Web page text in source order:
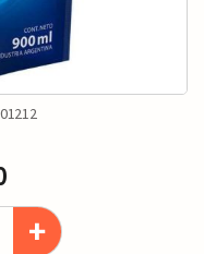
+